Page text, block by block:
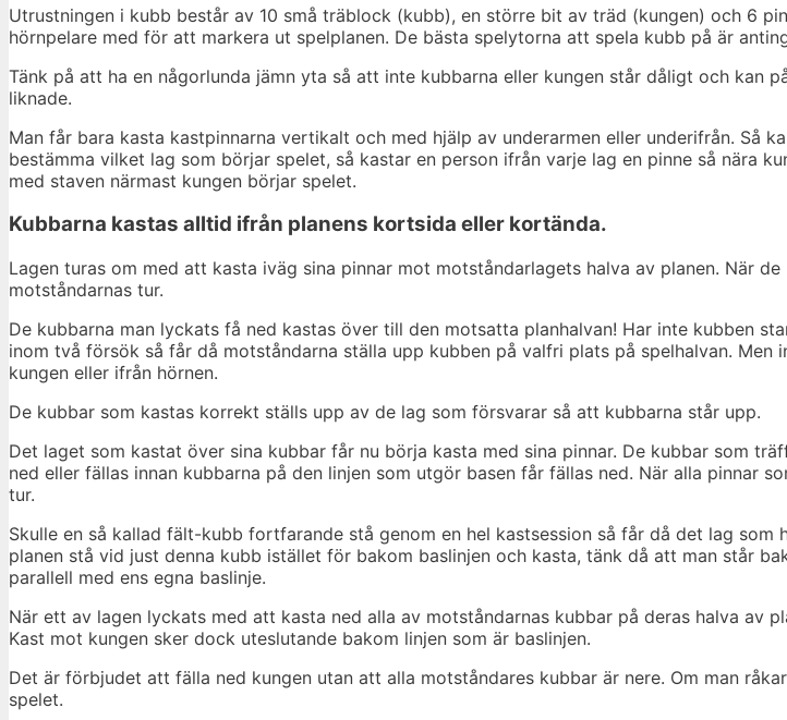
Utrustningen i kubb består av 10 små träblock (kubb), en större bit av träd (kungen) och 6
hörnpelare med för att markera ut spelplanen. De bästa spelytorna att spela kubb på är
Tänk på att ha en någorlunda jämn yta så att inte kubbarna eller kungen står dåligt och kan
liknade.
Man får bara kasta kastpinnarna vertikalt och med hjälp av underarmen eller underifrån. Så
bestämma vilket lag som börjar spelet, så kastar en person ifrån varje lag en pinne så nära
med staven närmast kungen börjar spelet.
Kubbarna kastas alltid ifrån planens kortsida eller kortända.
Lagen turas om med att kasta iväg sina pinnar mot motståndarlagets halva av planen. När
motståndarnas tur.
De kubbarna man lyckats få ned kastas över till den motsatta planhalvan! Har inte kubben
inom två försök så får då motståndarna ställa upp kubben på valfri plats på spelhalvan. Men
kungen eller ifrån hörnen.
De kubbar som kastas korrekt ställs upp av de lag som försvarar så att kubbarna står upp.
Det laget som kastat över sina kubbar får nu börja kasta med sina pinnar. De kubbar som
ned eller fällas innan kubbarna på den linjen som utgör basen får fällas ned. När alla pinnar
tur.
Skulle en så kallad fält-kubb fortfarande stå genom en hel kastsession så får då det lag som
planen stå vid just denna kubb istället för bakom baslinjen och kasta, tänk då att man står
parallell med ens egna baslinje.
När ett av lagen lyckats med att kasta ned alla av motståndarnas kubbar på deras halva av
Kast mot kungen sker dock uteslutande bakom linjen som är baslinjen.
Det är förbjudet att fälla ned kungen utan att alla motståndares kubbar är nere. Om man
spelet.